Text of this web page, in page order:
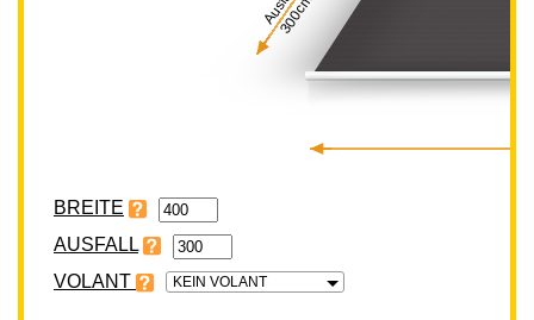
300cm
BREITE
VOLANT KEIN VOLANT